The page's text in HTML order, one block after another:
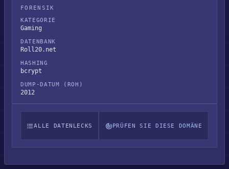
FORENSIK
KATEGORIE
Gaming
DATENBANK
Roll20.net
HASHING
bcrypt
DUMP-DATUM (ROH)
2012
ALLE DATENLECKS PRÜFEN SIE DIESE DOMÄNE